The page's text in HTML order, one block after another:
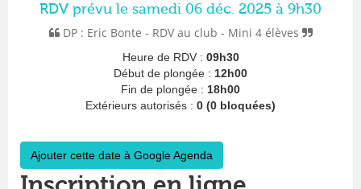
RDV prévu le samedi 06 déc. 2025 à 9h30
DP : Eric Bonte - RDV au club - Mini 4 élèves
Heure de RDV : 09h30
Début de plongée : 12h00
Fin de plongée : 18h00
Extérieurs autorisés : 0 (0 bloquées)
Ajouter cette date à Google Agenda